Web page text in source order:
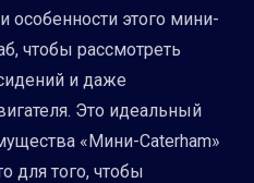
особенности этого мини-
чтобы рассмотреть
и даже
Это идеальный
«Мини-Сaterham»
для того, чтобы